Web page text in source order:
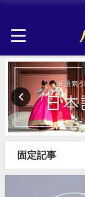
固定記事